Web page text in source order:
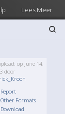
Lees Meer
op June 14,
door
Report
Other Formats
Download